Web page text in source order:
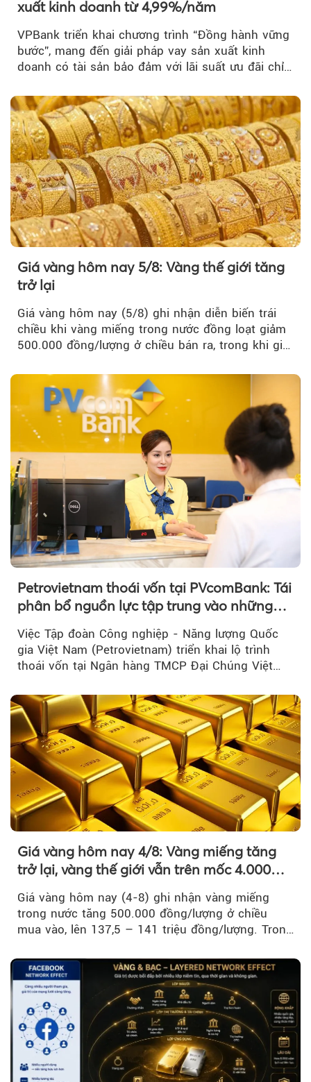
xuất kinh doanh từ 4,99%/năm
VPBank triển khai chương trình “Đồng hành vững
bước”, mang đến giải pháp vay sản xuất kinh
doanh có tài sản bảo đảm với lãi suất ưu đãi chỉ
Giá vàng hôm nay 5/8: Vàng thế giới tăng
trở lại
Giá vàng hôm nay (5/8) ghi nhận diễn biến trái
chiều khi vàng miếng trong nước đồng loạt giảm
500.000 đồng/lượng ở chiều bán ra, trong khi giá
thương hiệu.
Petrovietnam thoái vốn tại PVcomBank: Tái
phân bổ nguồn lực tập trung vào những
Việc Tập đoàn Công nghiệp - Năng lượng Quốc
gia Việt Nam (Petrovietnam) triển khai lộ trình
thoái vốn tại Ngân hàng TMCP Đại Chúng Việt
Giá vàng hôm nay 4/8: Vàng miếng tăng
trở lại, vàng thế giới vẫn trên mốc 4.000
Giá vàng hôm nay (4-8) ghi nhận vàng miếng
trong nước tăng 500.000 đồng/lượng ở chiều
mua vào, lên 137,5 – 141 triệu đồng/lượng. Trong
trì trên ngưỡng 4.000 USD/ounce.